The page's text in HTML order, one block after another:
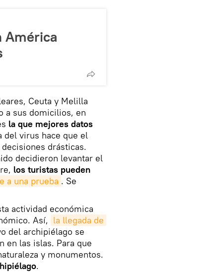
América
Ceuta y Melilla
a sus domicilios, en
la que mejores datos
del virus hace que el
drásticas.
decidieron levantar el
los turistas pueden
a una prueba . Se
actividad económica
Así, la llegada de
del archipiélago se
en las islas. Para que
y monumentos.
.